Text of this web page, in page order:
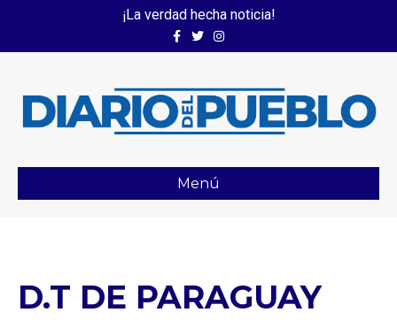
¡La verdad hecha noticia!
FacebookTwitterInstagram
Menú
D.T DE PARAGUAY